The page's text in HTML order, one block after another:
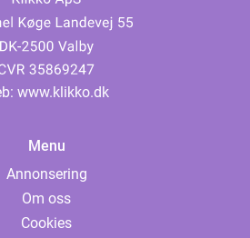
www.klikko.dk
Menu
Annonsering
Om oss
Cookies